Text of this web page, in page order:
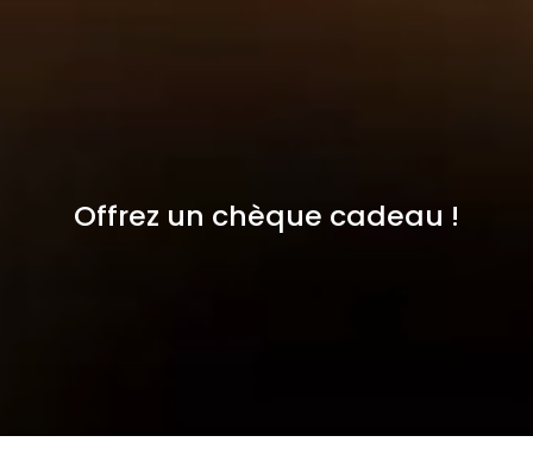
Offrez un chèque cadeau !